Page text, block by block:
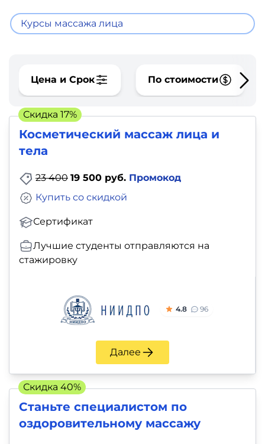
Курсы массажа лица
Цена и Срок По стоимости
Косметический массаж лица и
тела
23 400 19 500 руб. Промокод
Сертификат
Купить со скидкой
Лучшие студенты отправляются на
стажировку
4.8 96
Далее
Скидка 17%
Станьте специалистом по
оздоровительному массажу
Скидка 40%
Аналитика
Видео,
аудио
Маркетинг
Иностранный
язык
Для
детей
Красота,
здоровье,
Психология
саморазвитие
Прочее
Репетиторы